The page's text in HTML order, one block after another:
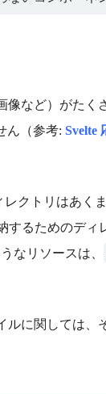
など）がたく
ん（参考: Svelte
レクトリはあく
するためのディ
なリソースは、
ルに関しては、